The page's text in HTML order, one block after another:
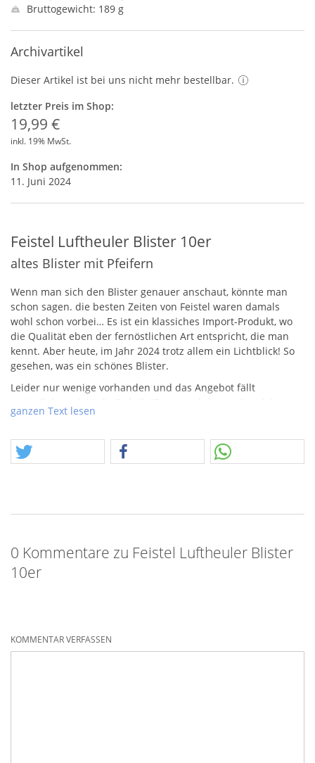
Bruttogewicht: 189 g
Archivartikel
Dieser Artikel ist bei uns nicht mehr bestellbar.
letzter Preis im Shop:
19,99 €
inkl. 19% MwSt.
In Shop aufgenommen:
11. Juni 2024
Feistel Luftheuler Blister 10er
altes Blister mit Pfeifern
Wenn man sich den Blister genauer anschaut, könnte man
schon sagen. die besten Zeiten von Feistel waren damals
wohl schon vorbei… Es ist ein klassiches Import-Produkt, wo
die Qualität eben der fernöstlichen Art entspricht, die man
kennt. Aber heute, im Jahr 2024 trotz allem ein Lichtblick! So
gesehen, was ein schönes Blister.
Leider nur wenige vorhanden und das Angebot fällt
nicht mehr funktionieren.
ganzen Text lesen
0 Kommentare zu Feistel Luftheuler Blister
10er
KOMMENTAR VERFASSEN